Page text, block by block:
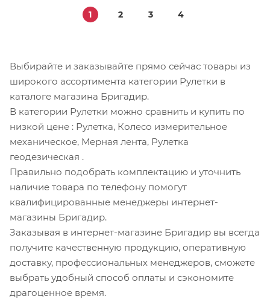
1 2 3 4
Выбирайте и заказывайте прямо сейчас товары из
широкого ассортимента категории Рулетки в
каталоге магазина Бригадир.
В категории Рулетки можно сравнить и купить по
низкой цене : Рулетка, Колесо измерительное
механическое, Мерная лента, Рулетка
геодезическая .
Правильно подобрать комплектацию и уточнить
наличие товара по телефону помогут
квалифицированные менеджеры интернет-
магазины Бригадир.
Заказывая в интернет-магазине Бригадир вы всегда
получите качественную продукцию, оперативную
доставку, профессиональных менеджеров, сможете
выбрать удобный способ оплаты и сэкономите
драгоценное время.